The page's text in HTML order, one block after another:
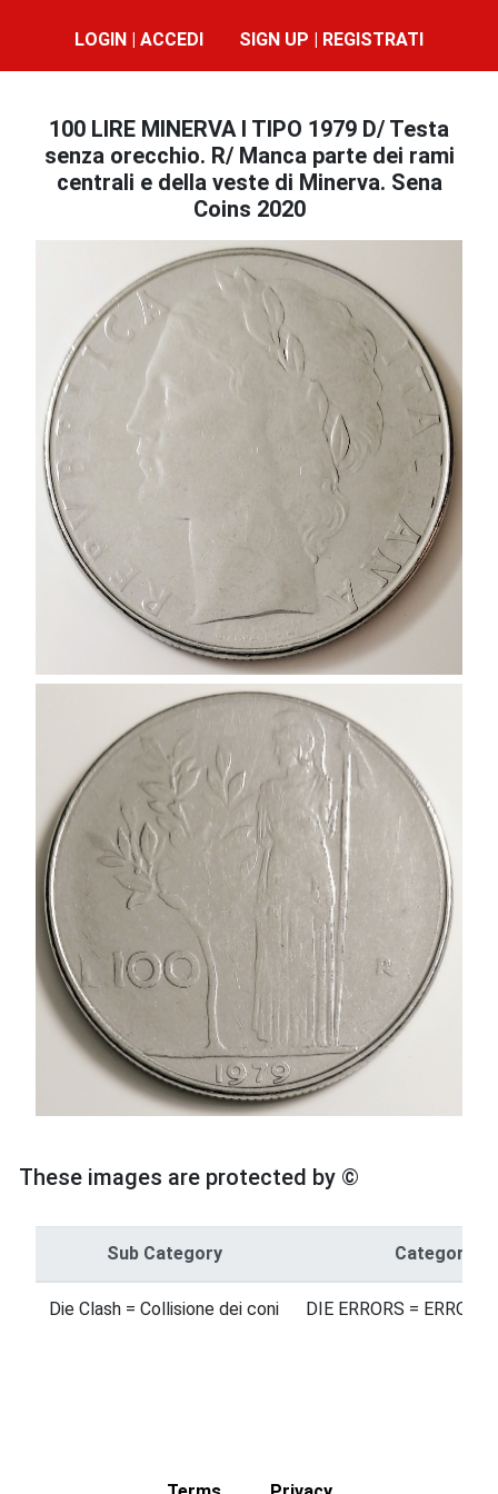
LOGIN | ACCEDI SIGN UP | REGISTRATI
100 LIRE MINERVA I TIPO 1979 D/ Testa
senza orecchio. R/ Manca parte dei rami
centrali e della veste di Minerva. Sena
Coins 2020
These images are protected by ©
Sub Category Category
Die Clash = Collisione dei coni DIE ERRORS = ERRORI